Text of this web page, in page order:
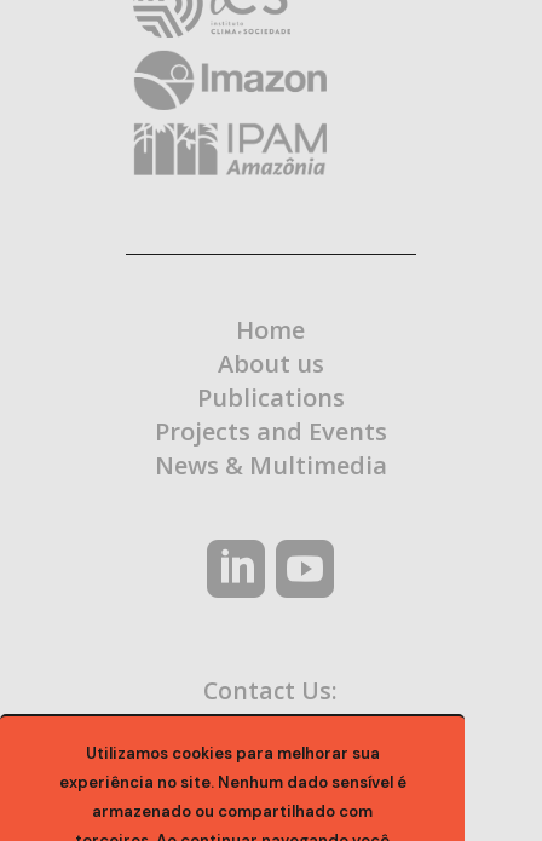
Utilizamos cookies para melhorar sua
experiência no site. Nenhum dado sensível é
armazenado ou compartilhado com
Home
About us
Publications
Projects and Events
News & Multimedia
Contact Us: